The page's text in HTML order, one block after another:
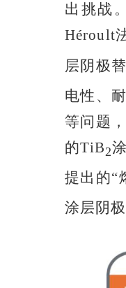
出挑战
Héroult
层阴极
电性、
等问题
的TiB2
提出的“
涂层阴